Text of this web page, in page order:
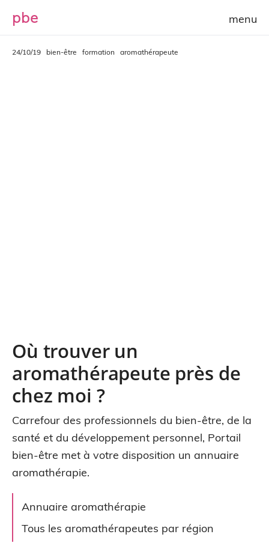
pbe
24/10/19 bien-être formation aromathérapeute
Où trouver un
aromathérapeute près de
chez moi ?
Carrefour des professionnels du bien-être, de la
santé et du développement personnel, Portail
bien-être met à votre disposition un annuaire
aromathérapie.
Annuaire aromathérapie
Tous les aromathérapeutes par région